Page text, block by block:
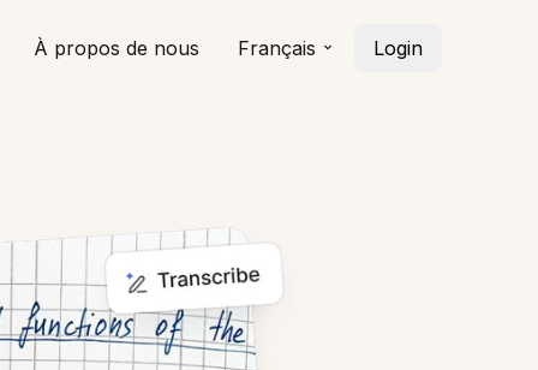
À propos de nous Français Login